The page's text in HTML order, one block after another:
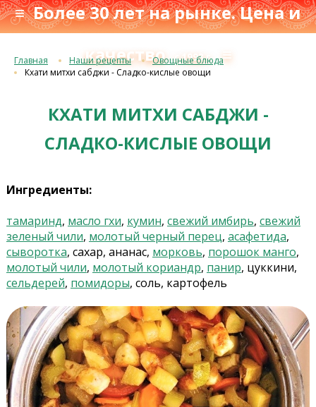
≡ Более 30 лет на рынке. Цена и
качествос 1993 г.≡
Главная Наши рецепты
Овощные блюда
Кхати митхи сабджи - Сладко-кислые овощи
КХАТИ МИТХИ САБДЖИ -
СЛАДКО-КИСЛЫЕ ОВОЩИ
Ингредиенты:
тамаринд, масло гхи, кумин, свежий имбирь, свежий
зеленый чили, молотый черный перец, асафетида,
сыворотка, сахар, ананас, морковь, порошок манго,
молотый чили, молотый кориандр, панир, цуккини,
сельдерей, помидоры, соль, картофель